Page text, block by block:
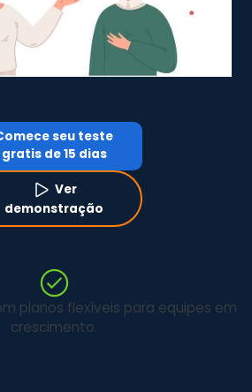
seu teste
gratis de 15 dias
Ver
demonstração
planos flexíveis para equipes em
crescimento.